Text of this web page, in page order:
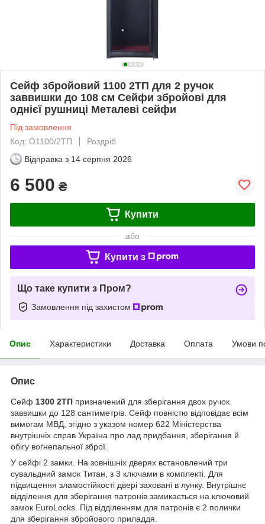
Сейф збройовий 1100 2ТП для 2 ручок
заввишки до 108 см Сейфи збройові для
однієї рушниці Металеві сейфи
Під замовлення
Код: О1100/2ТП
Роздріб
Відправка з 14 серпня 2026
6 500 ₴
Купити
або
Купити з
Що таке купити з Пром?
Замовлення під захистом
Опис Характеристики Доставка Оплата Умови
Опис
Сейф 1300 2ТП призначений для зберігання двох ручок
заввишки до 128 сантиметрів. Сейф повністю відповідає всім
вимогам МВД, згідно з указом номер 622 Міністерства
внутрішніх справ Україна про лад придбання, зберігання й
обігу вогнепальної зброї.
У сейфі 2 замки. На зовнішніх дверях встановлений три
сувальдний замок Титан, з 3 ключами в комплекті. Для
підвищення зламостійкості двері заховані в лунку. Внутрішнє
відділення для зберігання патронів замикається на ключовий
замок EuroLocks. Під відділенням для патронів є 2 полички
для зберігання збройового приладдя.